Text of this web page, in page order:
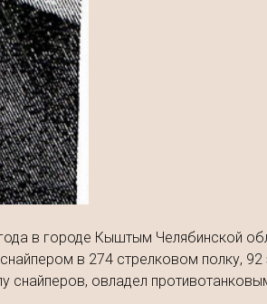
в городе Кыштым Челябинской
в 274 стрелковом полку,
овладел